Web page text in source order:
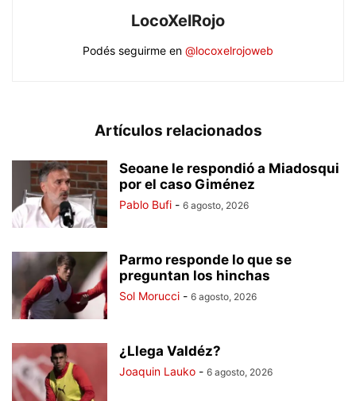
LocoXelRojo
Podés seguirme en @locoxelrojoweb
Artículos relacionados
Seoane le respondió a Miadosqui
por el caso Giménez
Pablo Bufi - 6 agosto, 2026
Parmo responde lo que se
preguntan los hinchas
Sol Morucci - 6 agosto, 2026
¿Llega Valdéz?
Joaquin Lauko - 6 agosto, 2026